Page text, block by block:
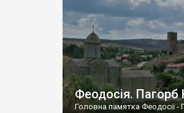
Феодосія. Пагорб
Головна памятка Феодосії -